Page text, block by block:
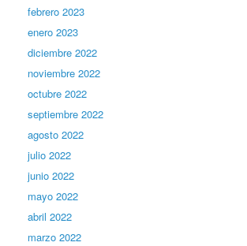
febrero 2023
enero 2023
diciembre 2022
noviembre 2022
octubre 2022
septiembre 2022
agosto 2022
julio 2022
junio 2022
mayo 2022
abril 2022
marzo 2022